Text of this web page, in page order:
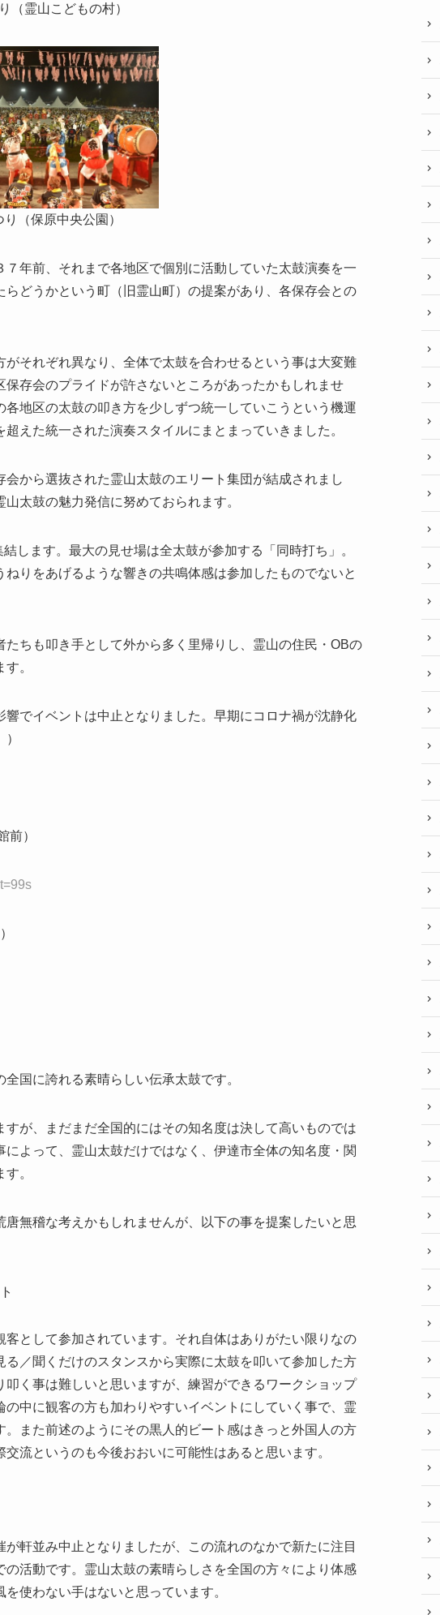
（霊山こどもの村）
（保原中央公園）
年前、それまで各地区で個別に活動していた太鼓演奏を一
どうかという町（旧霊山町）の提案があり、各保存会との
それぞれ異なり、全体で太鼓を合わせるという事は大変難
存会のプライドが許さないところがあったかもしれませ
地区の太鼓の叩き方を少しずつ統一していこうという機運
えた統一された演奏スタイルにまとまっていきました。
から選抜された霊山太鼓のエリート集団が結成されまし
太鼓の魅力発信に努めておられます。
します。最大の見せ場は全太鼓が参加する「同時打ち」。
りをあげるような響きの共鳴体感は参加したものでないと
ちも叩き手として外から多く里帰りし、霊山の住民・ OBの
。
でイベントは中止となりました。早期にコロナ禍が沈静化
前）
国に誇れる素晴らしい伝承太鼓です。
が、まだまだ全国的にはその知名度は決して高いものでは
よって、霊山太鼓だけではなく、伊達市全体の知名度・関
。
無稽な考えかもしれませんが、以下の事を提案したいと思
として参加されています。それ自体はありがたい限りなの
／聞くだけのスタンスから実際に太鼓を叩いて参加した方
く事は難しいと思いますが、練習ができるワークショップ
中に観客の方も加わりやすいイベントにしていく事で、霊
また前述のようにその黒人的ビート感はきっと外国人の方
流というのも今後おおいに可能性はあると思います。
軒並み中止となりましたが、この流れのなかで新たに注目
活動です。霊山太鼓の素晴らしさを全国の方々により体感
使わない手はないと思っています。